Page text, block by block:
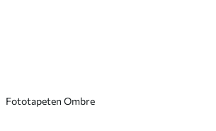
Fototapeten Ombre